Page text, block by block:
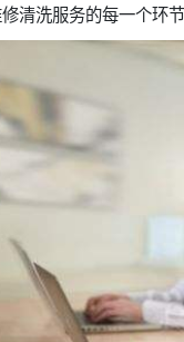
清洗服务的每一个环